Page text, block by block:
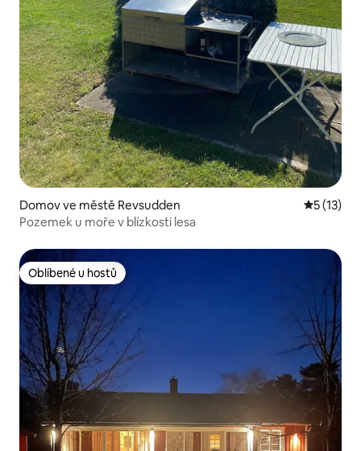
Domov ve městě Revsudden
5 (13)
Pozemek u moře v blízkosti lesa
Oblíbené u hostů
Oblíbené u hostů